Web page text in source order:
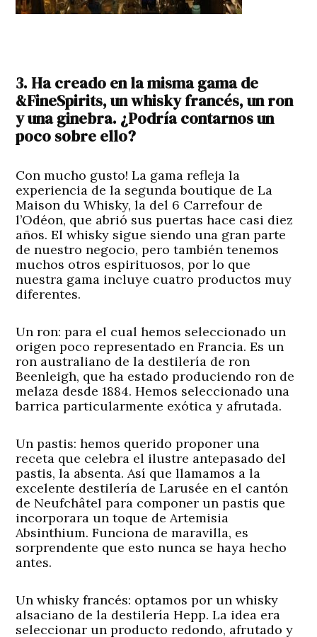
3. Ha creado en la misma gama de
&FineSpirits, un whisky francés, un ron
y una ginebra. ¿Podría contarnos un
poco sobre ello?
Con mucho gusto! La gama refleja la
experiencia de la segunda boutique de La
Maison du Whisky, la del 6 Carrefour de
l’Odéon, que abrió sus puertas hace casi diez
años. El whisky sigue siendo una gran parte
de nuestro negocio, pero también tenemos
muchos otros espirituosos, por lo que
nuestra gama incluye cuatro productos muy
diferentes.
Un ron: para el cual hemos seleccionado un
origen poco representado en Francia. Es un
ron australiano de la destilería de ron
Beenleigh, que ha estado produciendo ron de
melaza desde 1884. Hemos seleccionado una
barrica particularmente exótica y afrutada.
Un pastis: hemos querido proponer una
receta que celebra el ilustre antepasado del
pastis, la absenta. Así que llamamos a la
excelente destilería de Larusée en el cantón
de Neufchâtel para componer un pastis que
incorporara un toque de Artemisia
Absinthium. Funciona de maravilla, es
sorprendente que esto nunca se haya hecho
antes.
Un whisky francés: optamos por un whisky
alsaciano de la destilería Hepp. La idea era
seleccionar un producto redondo, afrutado y